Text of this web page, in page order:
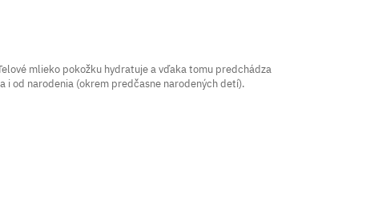
mlieko pokožku hydratuje a vďaka tomu predchádza
i od narodenia (okrem predčasne narodených detí).